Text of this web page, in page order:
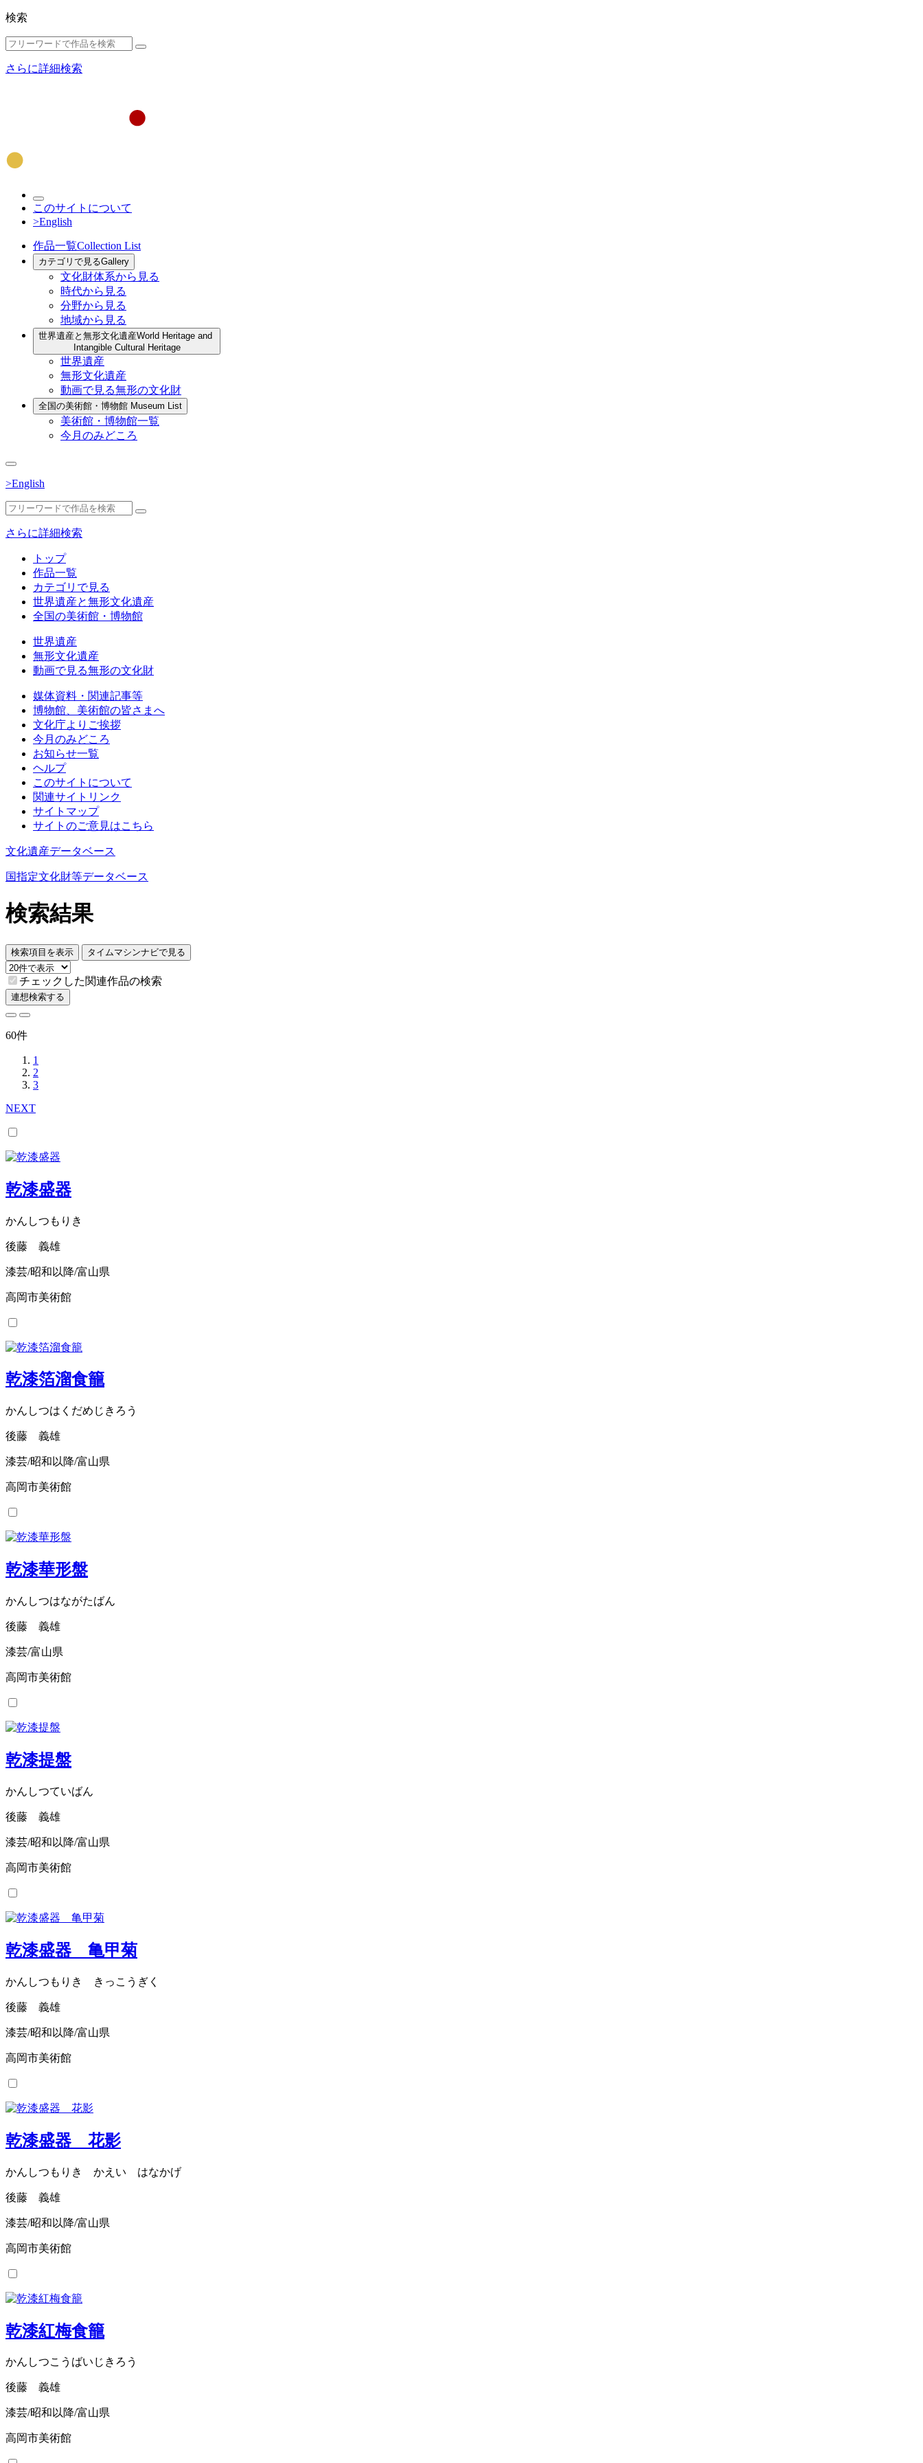
検索
さらに詳細検索
このサイトについて
>English
作品一覧Collection List
カテゴリで見るGallery
文化財体系から見る
時代から見る
分野から見る
地域から見る
世界遺産と無形文化遺産World Heritage and
Intangible Cultural Heritage
世界遺産
無形文化遺産
動画で見る無形の文化財
全国の美術館・博物館 Museum List
美術館・博物館一覧
今月のみどころ
>English
さらに詳細検索
トップ
作品一覧
カテゴリで見る
世界遺産と無形文化遺産
全国の美術館・博物館
世界遺産
無形文化遺産
動画で見る無形の文化財
媒体資料・関連記事等
博物館、美術館の皆さまへ
文化庁よりご挨拶
今月のみどころ
お知らせ一覧
ヘルプ
このサイトについて
関連サイトリンク
サイトマップ
サイトのご意見はこちら
文化遺産データベース
国指定文化財等データベース
検索結果
検索項目を表示 タイムマシンナビで見る
チェックした関連作品の検索
連想検索する
60件
1
2
3
NEXT
乾漆盛器
かんしつもりき
後藤 義雄
漆芸/昭和以降/富山県
高岡市美術館
乾漆箔溜食籠
かんしつはくだめじきろう
後藤 義雄
漆芸/昭和以降/富山県
高岡市美術館
乾漆華形盤
かんしつはながたばん
後藤 義雄
漆芸/富山県
高岡市美術館
乾漆提盤
かんしつていばん
後藤 義雄
漆芸/昭和以降/富山県
高岡市美術館
乾漆盛器 亀甲菊
かんしつもりき きっこうぎく
後藤 義雄
漆芸/昭和以降/富山県
高岡市美術館
乾漆盛器 花影
かんしつもりき かえい はなかげ
後藤 義雄
漆芸/昭和以降/富山県
高岡市美術館
乾漆紅梅食籠
かんしつこうばいじきろう
後藤 義雄
漆芸/昭和以降/富山県
高岡市美術館